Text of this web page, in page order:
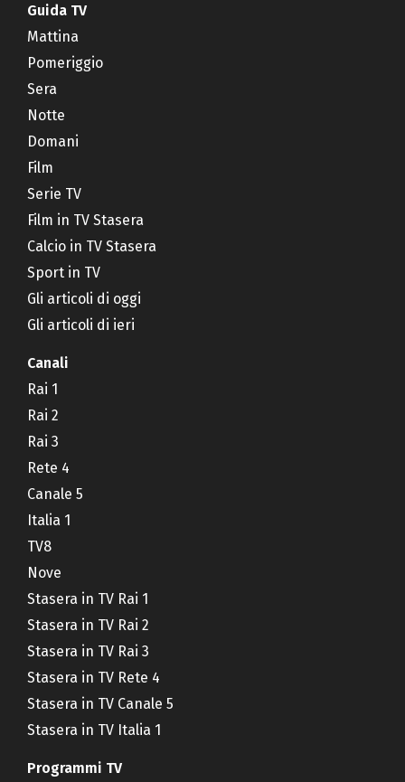
Guida TV
Mattina
Pomeriggio
Sera
Notte
Domani
Film
Serie TV
Film in TV Stasera
Calcio in TV Stasera
Sport in TV
Gli articoli di oggi
Gli articoli di ieri
Canali
Rai 1
Rai 2
Rai 3
Rete 4
Canale 5
Italia 1
TV8
Nove
Stasera in TV Rai 1
Stasera in TV Rai 2
Stasera in TV Rai 3
Stasera in TV Rete 4
Stasera in TV Canale 5
Stasera in TV Italia 1
Programmi TV